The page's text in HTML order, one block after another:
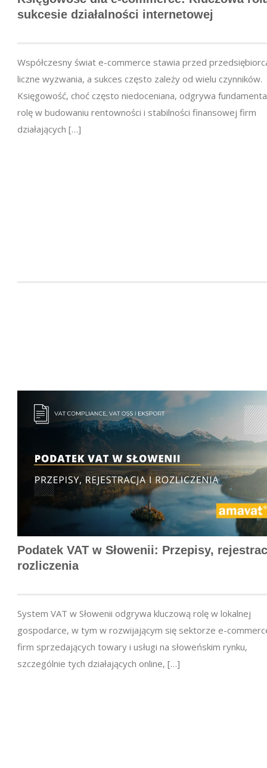
sukcesie działalności internetowej
Współczesny świat e-commerce stawia przed
liczne wyzwania, a sukces często zależy od wielu czynników.
Księgowość, choć często niedoceniana, odgrywa
rolę w budowaniu rentowności i stabilności finansowej firm
działających […]
Podatek VAT w Słowenii: Przepisy,
rozliczenia
System VAT w Słowenii odgrywa kluczową rolę w lokalnej
gospodarce, w tym w rozwijającym się sektorze e-
firm sprzedających towary i usługi na słoweńskim rynku,
szczególnie tych działających online, […]